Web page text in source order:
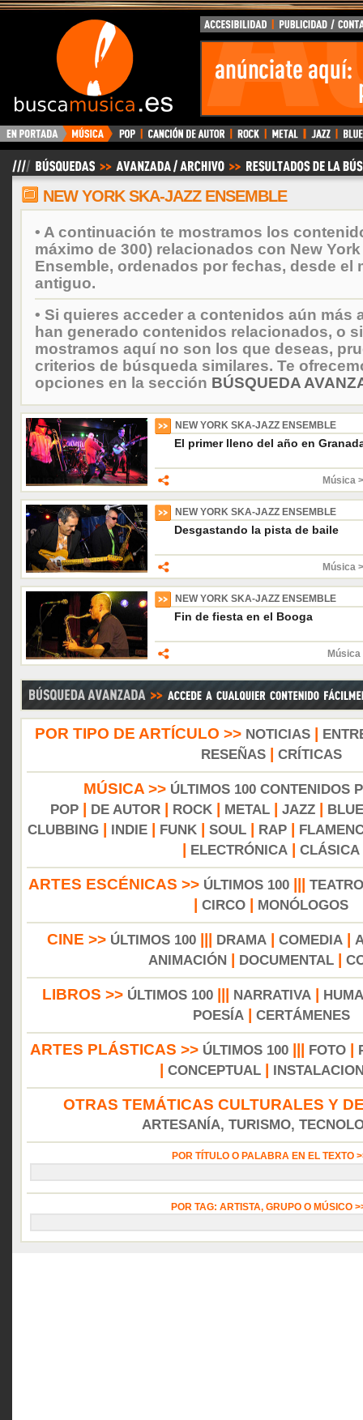
BuscaMusica.es
NEW YORK SKA-JAZZ ENSEMBLE
• A continuación te mostramos los
máximo de 300) relacionados con New
Ensemble, ordenados por fechas, desde el
antiguo.
• Si quieres acceder a contenidos aún más
han generado contenidos relacionados, o
mostramos aquí no son los que deseas,
criterios de búsqueda similares. Te
opciones en la sección BÚSQUEDA
NEW YORK SKA-JAZZ ENSEMBLE
El primer lleno del año en
Música
NEW YORK SKA-JAZZ ENSEMBLE
Desgastando la pista de baile
Música
NEW YORK SKA-JAZZ ENSEMBLE
Fin de fiesta en el Booga
POR TIPO DE ARTÍCULO >> NOTICIAS|
RESEÑAS| CRÍTICAS
MÚSICA >> ÚLTIMOS 100 CONTENIDOS
POP
DE AUTOR ROCK METAL JAZZ
CLUBBING
INDIE FUNK SOUL RAP
ELECTRÓNICA CLÁSICA
ARTES ESCÉNICAS >> ÚLTIMOS 100||| TEATRO
CIRCO MONÓLOGOS
CINE >> ÚLTIMOS 100 DRAMA COMEDIA
ANIMACIÓN
DOCUMENTAL|
LIBROS >> ÚLTIMOS 100 NARRATIVA
POESÍA| CERTÁMENES
ARTES PLÁSTICAS >> ÚLTIMOS 100 FOTO
CONCEPTUAL
OTRAS TEMÁTICAS CULTURALES Y
ARTESANÍA, TURISMO,
POR TÍTULO O PALABRA EN EL TEXTO
POR TAG: ARTISTA, GRUPO O MÚSICO